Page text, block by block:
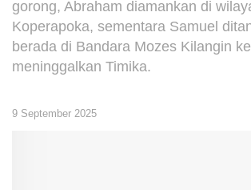
gorong, Abraham diamankan di
Koperapoka, sementara Samuel
berada di Bandara Mozes Kilangin
meninggalkan Timika.
9 September 2025